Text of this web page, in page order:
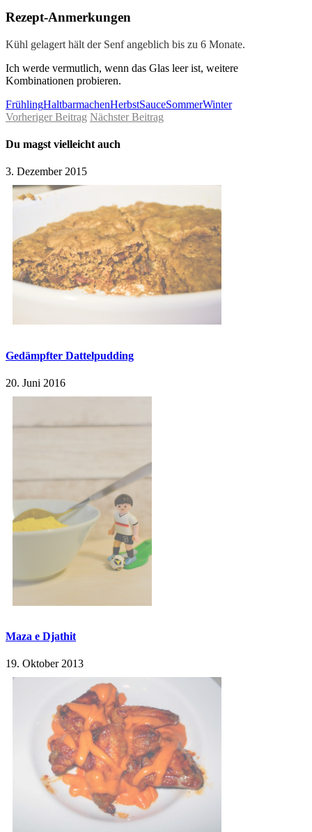
Rezept-Anmerkungen
Kühl gelagert hält der Senf angeblich bis zu 6 Monate.
Ich werde vermutlich, wenn das Glas leer ist, weitere
Kombinationen probieren.
FrühlingHaltbarmachenHerbstSauceSommerWinter
Vorheriger Beitrag Nächster Beitrag
Du magst vielleicht auch
3. Dezember 2015
Gedämpfter Dattelpudding
20. Juni 2016
Maza e Djathit
19. Oktober 2013